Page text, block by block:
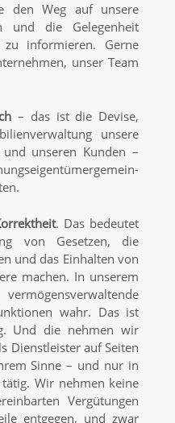
den Weg auf unsere
und die Gelegenheit
informieren. Gerne
unser Team
– das ist die Devise,
unsere
unseren Kunden –
. Das bedeutet
von Gesetzen, die
und das Einhalten von
machen. In unserem
wahr. Das ist
Und die nehmen wir
Dienstleister auf Seiten
Sinne – und nur in
Wir nehmen keine
Vergütungen
entgegen, und zwar